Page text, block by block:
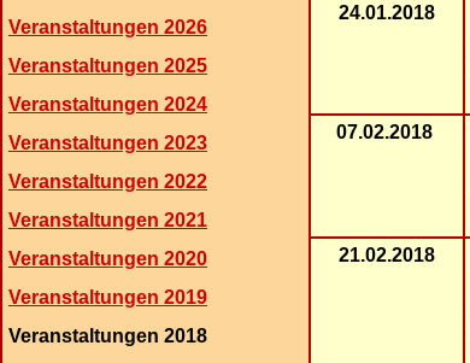
Veranstaltungen 2026
Veranstaltungen 2025
Veranstaltungen 2024
Veranstaltungen 2023
Veranstaltungen 2022
Veranstaltungen 2021
Veranstaltungen 2020
Veranstaltungen 2019
Veranstaltungen 2018
24.01.2018
07.02.2018
21.02.2018